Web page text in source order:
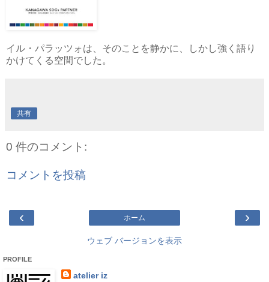
イル・パラッツォは、そのことを静かに、しかし強く語り
かけてくる空間でした。
共有
0 件のコメント:
コメントを投稿
‹ ›
ホーム
ウェブ バージョンを表示
PROFILE
atelier iz